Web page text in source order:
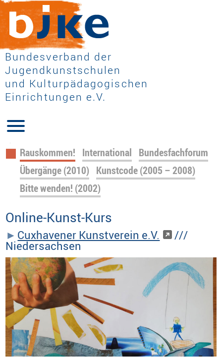
Bundesverband der
Jugendkunstschulen
und Kulturpädagogischen
Einrichtungen e.V.
Navigation
überspringen
Rauskommen! International Bundesfachforum
Übergänge (2010) Kunstcode (2005 – 2008)
Bitte wenden! (2002)
Online-Kunst-Kurs
Cuxhavener Kunstverein e.V. ///
Niedersachsen